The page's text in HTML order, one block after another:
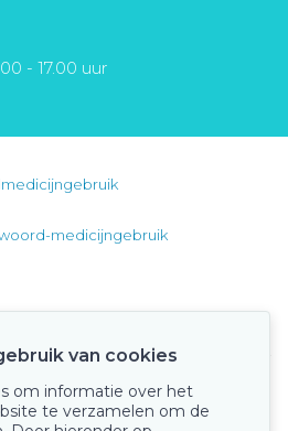
- 17.00 uur
medicijngebruik
keurmerken
van cookies
om informatie over het
te verzamelen om de